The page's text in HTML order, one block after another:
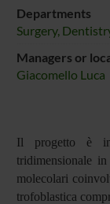
Departments
Surgery,
Managers or
Giacomello Luca
Il progetto è
tridimensionale
molecolari
trofoblastica